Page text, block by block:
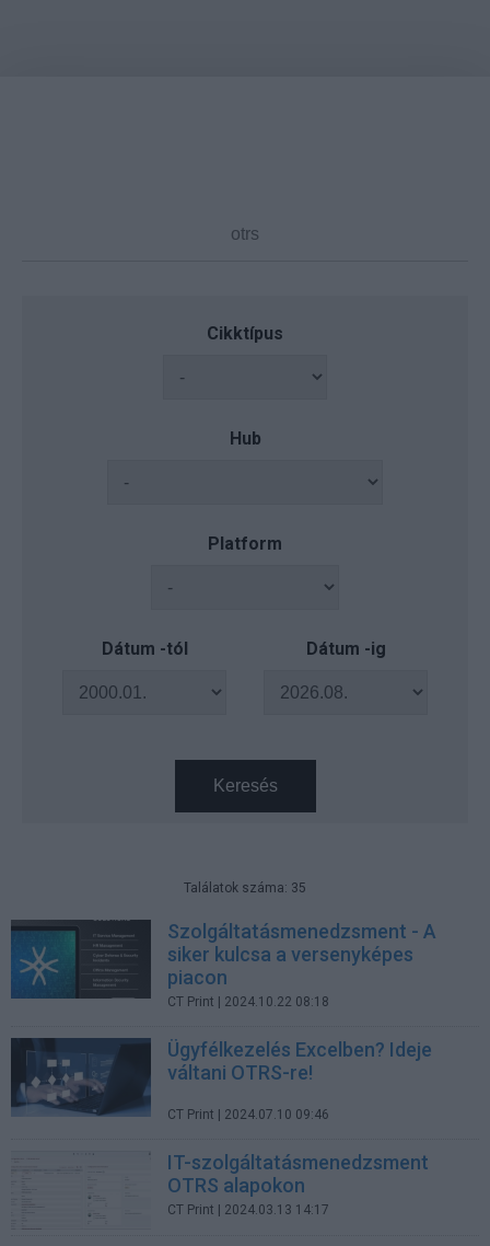
Cikktípus
Hub
Platform
Dátum -tól Dátum -ig
Keresés
Találatok száma: 35
Szolgáltatásmenedzsment - A
siker kulcsa a versenyképes
piacon
CT Print | 2024.10.22 08:18
Ügyfélkezelés Excelben? Ideje
váltani OTRS-re!
CT Print | 2024.07.10 09:46
IT-szolgáltatásmenedzsment
OTRS alapokon
CT Print | 2024.03.13 14:17